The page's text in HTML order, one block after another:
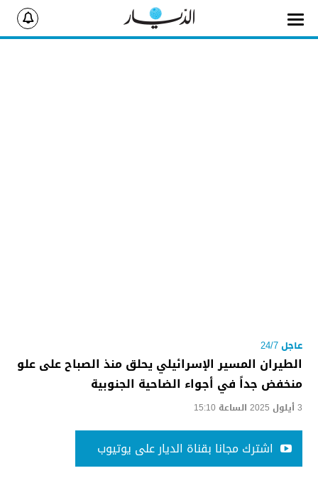
عاجل 24/7
الطيران المسير الإسرائيلي يحلق منذ الصباح على علو
منخفض جداً في أجواء الضاحية الجنوبية
3 أيلول 2025 الساعة 15:10
اشترك مجانا بقناة الديار على يوتيوب